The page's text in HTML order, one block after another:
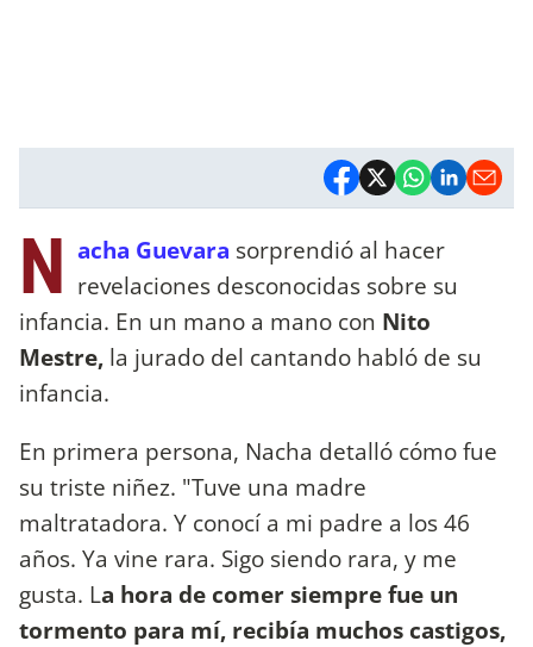
N acha Guevara sorprendió al hacer
revelaciones desconocidas sobre su
infancia. En un mano a mano con Nito
Mestre, la jurado del cantando habló de su
infancia.
En primera persona, Nacha detalló cómo fue
su triste niñez. "Tuve una madre
maltratadora. Y conocí a mi padre a los 46
años. Ya vine rara. Sigo siendo rara, y me
gusta. La hora de comer siempre fue un
tormento para mí, recibía muchos castigos,